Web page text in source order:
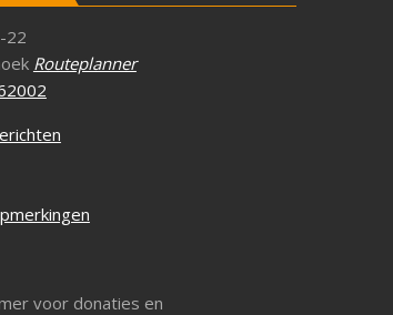
22
Routeplanner
voor donaties en